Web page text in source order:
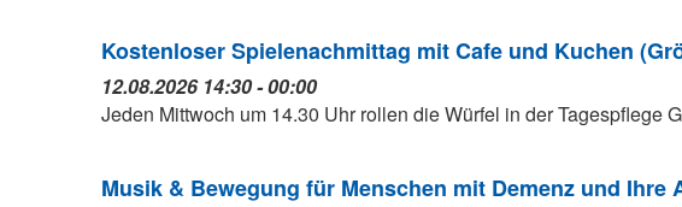
Kostenloser Spielenachmittag mit Cafe und Kuchen
12.08.2026 14:30 - 00:00
Jeden Mittwoch um 14.30 Uhr rollen die Würfel in der Tagespflege
Musik & Bewegung für Menschen mit Demenz und Ihre